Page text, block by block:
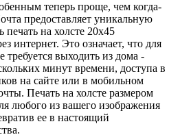
теперь проще, чем когда-
предоставляет уникальную
печать на холсте 20х45
интернет. Это означает, что для
требуется выходить из дома -
минут времени, доступа в
на сайте или в мобильном
Печать на холсте размером
любого из вашего изображения
ее в настоящий